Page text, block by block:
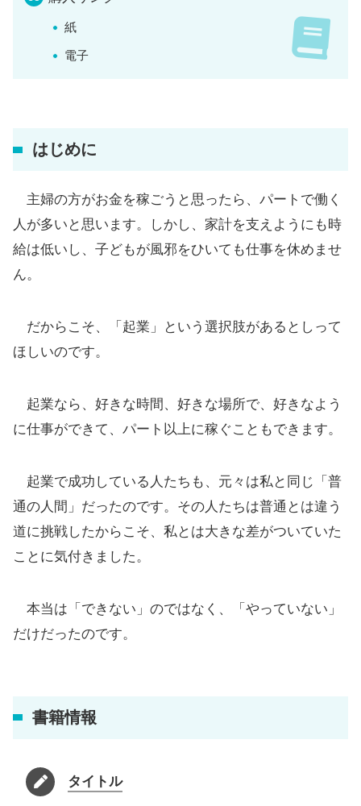
紙
電子
はじめに
主婦の方がお金を稼ごうと思ったら、パートで働く
人が多いと思います。しかし、家計を支えようにも時
給は低いし、子どもが風邪をひいても仕事を休めませ
ん。
だからこそ、「起業」という選択肢があるとしって
ほしいのです。
起業なら、好きな時間、好きな場所で、好きなよう
に仕事ができて、パート以上に稼ぐこともできます。
起業で成功している人たちも、元々は私と同じ「普
通の人間」だったのです。その人たちは普通とは違う
道に挑戦したからこそ、私とは大きな差がついていた
ことに気付きました。
本当は「できない」のではなく、「やっていない」
だけだったのです。
書籍情報
タイトル